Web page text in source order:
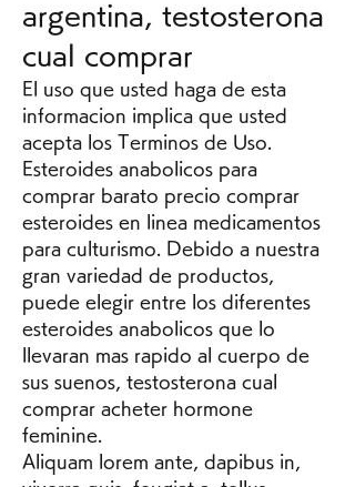
argentina, testosterona
cual comprar
El uso que usted haga de esta
informacion implica que usted
acepta los Terminos de Uso.
Esteroides anabolicos para
comprar barato precio comprar
esteroides en linea medicamentos
para culturismo. Debido a nuestra
gran variedad de productos,
puede elegir entre los diferentes
esteroides anabolicos que lo
llevaran mas rapido al cuerpo de
sus suenos, testosterona cual
comprar acheter hormone
feminine.
Aliquam lorem ante, dapibus in,